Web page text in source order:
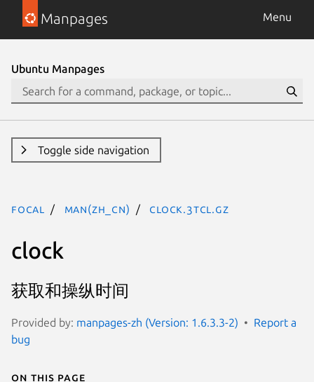
Manpages Menu
Ubuntu Manpages
Toggle side navigation
focal man(zh_CN) clock.3tcl.gz
clock
获取和操纵时间
Provided by: manpages-zh (Version: 1.6.3.3-2)
Report a
bug
On this page